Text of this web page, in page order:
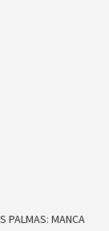
PALMAS: MANCA